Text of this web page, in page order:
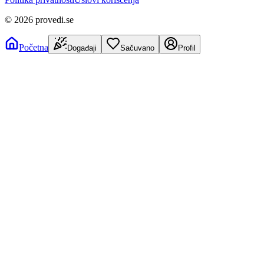
© 2026 provedi.se
Početna Događaji Sačuvano Profil